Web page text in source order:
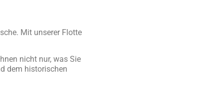
Mit unserer Flotte
nicht nur, was Sie
dem historischen